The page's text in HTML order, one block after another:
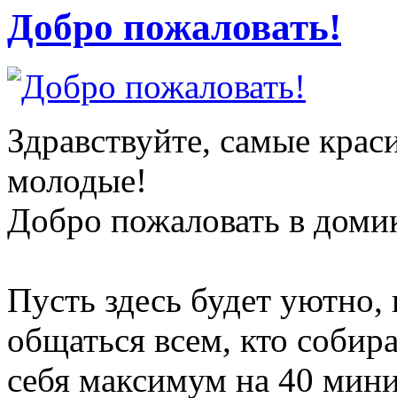
Добро пожаловать!
Здравствуйте, самые
молодые!
Добро пожаловать в
Пусть здесь будет
общаться всем, кто
себя максимум на 40